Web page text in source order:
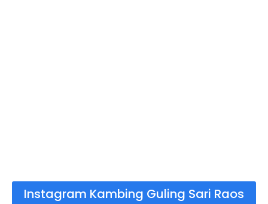
Instagram Kambing Guling Sari Raos